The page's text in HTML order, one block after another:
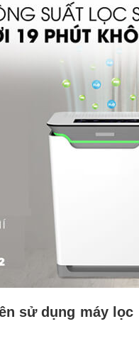
sử dụng máy lọc